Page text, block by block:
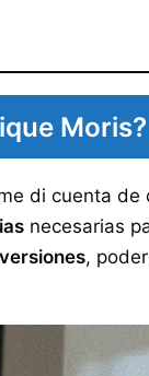
di cuenta de
necesarias
,